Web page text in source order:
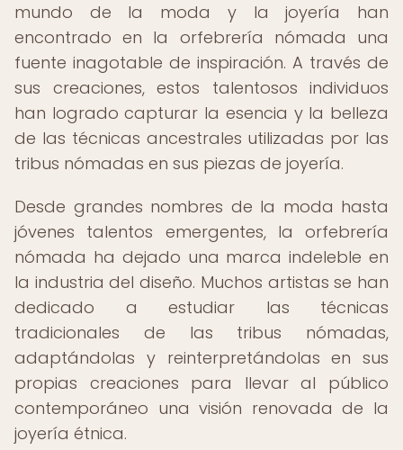
mundo de la moda y la joyería han
encontrado en la orfebrería nómada una
fuente inagotable de inspiración. A través de
sus creaciones, estos talentosos individuos
han logrado capturar la esencia y la belleza
de las técnicas ancestrales utilizadas por las
tribus nómadas en sus piezas de joyería.
Desde grandes nombres de la moda hasta
jóvenes talentos emergentes, la orfebrería
nómada ha dejado una marca indeleble en
la industria del diseño. Muchos artistas se han
dedicado a estudiar las técnicas
tradicionales de las tribus nómadas,
adaptándolas y reinterpretándolas en sus
propias creaciones para llevar al público
contemporáneo una visión renovada de la
joyería étnica.